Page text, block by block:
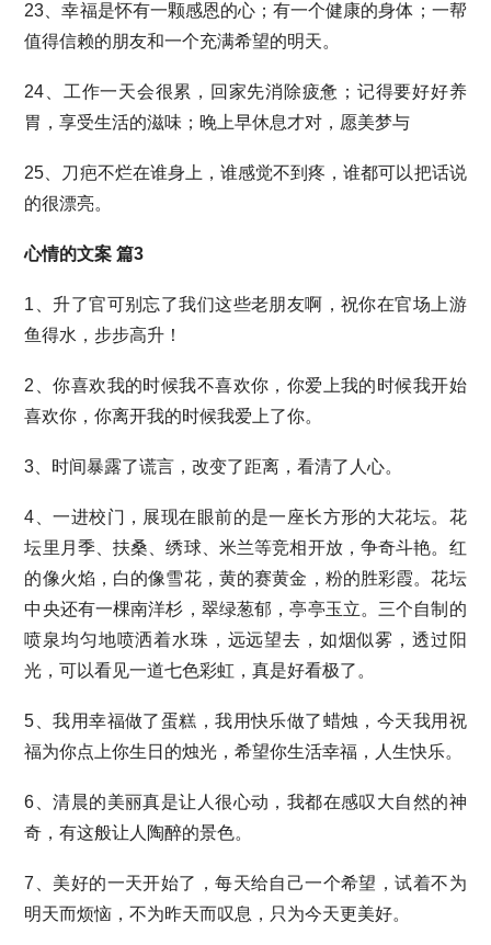
23、幸福是怀有一颗感恩的心；有一个健康的身体；一帮
值得信赖的朋友和一个充满希望的明天。
24、工作一天会很累，回家先消除疲惫；记得要好好养
胃，享受生活的滋味；晚上早休息才对，愿美梦与
25、刀疤不烂在谁身上，谁感觉不到疼，谁都可以把话说
的很漂亮。
心情的文案 篇3
1、升了官可别忘了我们这些老朋友啊，祝你在官场上游
鱼得水，步步高升！
2、你喜欢我的时候我不喜欢你，你爱上我的时候我开始
喜欢你，你离开我的时候我爱上了你。
3、时间暴露了谎言，改变了距离，看清了人心。
4、一进校门，展现在眼前的是一座长方形的大花坛。花
坛里月季、扶桑、绣球、米兰等竞相开放，争奇斗艳。红
的像火焰，白的像雪花，黄的赛黄金，粉的胜彩霞。花坛
中央还有一棵南洋杉，翠绿葱郁，亭亭玉立。三个自制的
喷泉均匀地喷洒着水珠，远远望去，如烟似雾，透过阳
光，可以看见一道七色彩虹，真是好看极了。
5、我用幸福做了蛋糕，我用快乐做了蜡烛，今天我用祝
福为你点上你生日的烛光，希望你生活幸福，人生快乐。
6、清晨的美丽真是让人很心动，我都在感叹大自然的神
奇，有这般让人陶醉的景色。
7、美好的一天开始了，每天给自己一个希望，试着不为
明天而烦恼，不为昨天而叹息，只为今天更美好。